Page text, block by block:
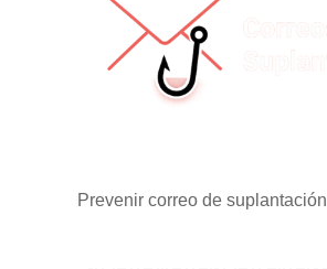
Prevenir correo de suplantación